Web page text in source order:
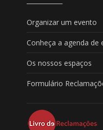
Organizar um evento
Conheça a agenda de
Os nossos espaços
Formulário